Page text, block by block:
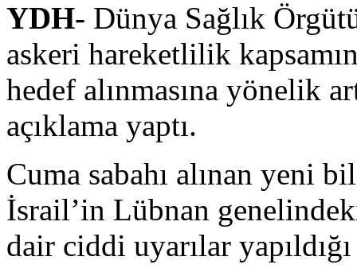
YDH- Dünya Sağlık
askeri hareketlilik
hedef alınmasına yönelik
açıklama yaptı.
Cuma sabahı alınan yeni
İsrail’in Lübnan
dair ciddi uyarılar